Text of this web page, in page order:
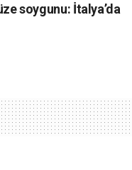
soygunu: İtalya’da